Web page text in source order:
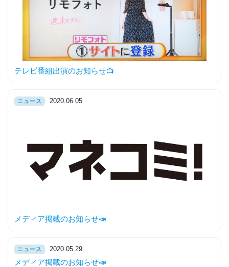
テレビ番組出演のお知らせ📺
ニュース 2020.06.05
メディア掲載のお知らせ📣
ニュース 2020.05.29
メディア掲載のお知らせ📣